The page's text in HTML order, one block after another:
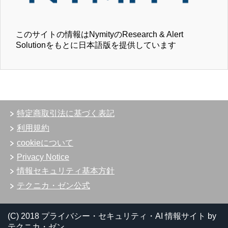
このサイトの情報はNymityのResearch & Alert
Solutionをもとに日本語版を提供しています
特定商取引法に基づく表記
利用規約
cookieについて
Privacy Notice
情報セキュリティ基本方針
テクニカ・ゼン公式
(C) 2018 プライバシー・セキュリティ・AI 情報サイト by